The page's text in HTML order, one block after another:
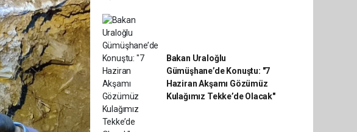
Bakan Uraloğlu
Gümüşhane’de Konuştu: "7
Haziran Akşamı Gözümüz
Kulağımız Tekke’de Olacak"